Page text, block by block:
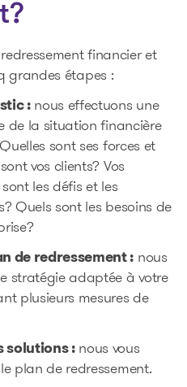
financier et
grandes étapes :
:nous effectuons une
de la situation financière
sont ses forces et
vos clients? Vos
les défis et les
Quels sont les besoins de
de redressement : nous
stratégie adaptée à votre
plusieurs mesures de
solutions :nous vous
plan de redressement.